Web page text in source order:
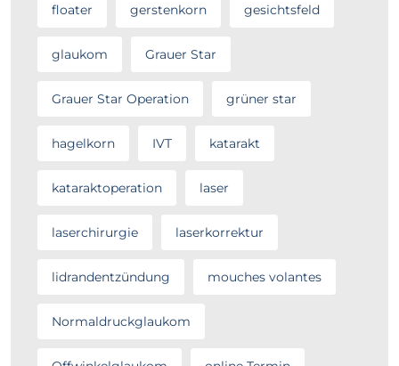
floater gerstenkorn gesichtsfeld
glaukom Grauer Star
Grauer Star Operation grüner star
hagelkorn IVT katarakt
kataraktoperation laser
laserchirurgie laserkorrektur
lidrandentzündung mouches volantes
Normaldruckglaukom